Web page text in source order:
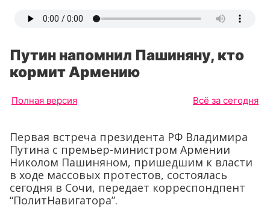
Путин напомнил Пашиняну, кто
кормит Армению
Полная версия Всё за сегодня
Первая встреча президента РФ Владимира
Путина с премьер-министром Армении
Николом Пашиняном, пришедшим к власти
в ходе массовых протестов, состоялась
сегодня в Сочи, передает корреспондпент
“ПолитНавигатора”.